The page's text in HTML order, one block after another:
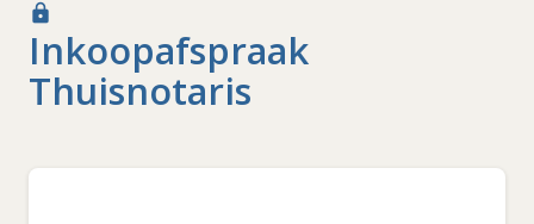
lock
Inkoopafspraak
Thuisnotaris